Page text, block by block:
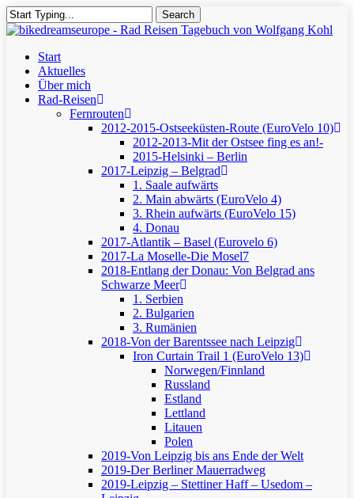
Skip
to
content
Search
Close
Menu
Start
Aktuelles
Über mich
Rad-Reisen
Fernrouten
2012-2015-Ostseeküsten-Route (EuroVelo 10)
2012-2013-Mit der Ostsee fing es an!-
2015-Helsinki – Berlin
2017-Leipzig – Belgrad
1. Saale aufwärts
2. Main abwärts (EuroVelo 4)
3. Rhein aufwärts (EuroVelo 15)
4. Donau
2017-Atlantik – Basel (Eurovelo 6)
2017-La Moselle-Die Mosel7
2018-Entlang der Donau: Von Belgrad ans
Schwarze Meer
1. Serbien
2. Bulgarien
3. Rumänien
2018-Von der Barentssee nach Leipzig
Iron Curtain Trail 1 (EuroVelo 13)
Norwegen/Finnland
Russland
Estland
Lettland
Litauen
Polen
2019-Von Leipzig bis ans Ende der Welt
2019-Der Berliner Mauerradweg
2019-Leipzig – Stettiner Haff – Usedom –